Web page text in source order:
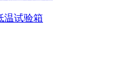
温试验箱